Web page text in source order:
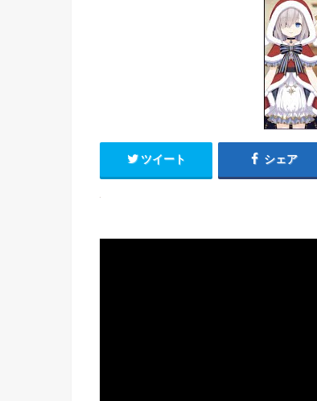
ツイート シェア